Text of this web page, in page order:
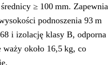
≥ 100 mm. Zapewnia
podnoszenia 93 m
i izolację klasy B, odporna
około 16,5 kg, co